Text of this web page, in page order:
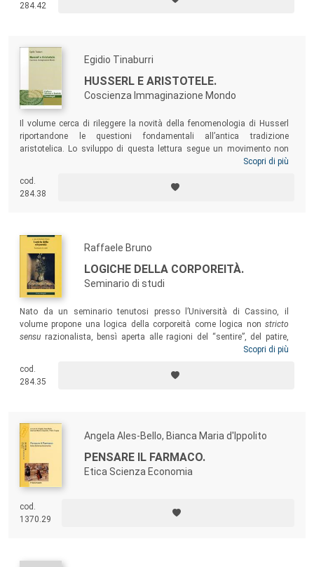
284.42
Egidio Tinaburri
HUSSERL E ARISTOTELE.
Coscienza Immaginazione Mondo
Il volume cerca di rileggere la novità della fenomenologia di Husserl
riportandone le questioni fondamentali all’antica tradizione
aristotelica. Lo sviluppo di questa lettura segue un movimento non
lineare, che vede Husserl dialogare con Aristotele – attraverso e contro
corsi universitari che Brentano tenne a Vienna nel 1885-86, e che
persuasero il giovane “matematico” Husserl a dedicarsi alla filosofia
Scopri di più
cod.
284.38
Raffaele Bruno
LOGICHE DELLA CORPOREITÀ.
Seminario di studi
Nato da un seminario tenutosi presso l’Università di Cassino, il
volume propone una logica della corporeità come logica non stricto
sensu razionalista, bensì aperta alle ragioni del “sentire”, del patire,
dell’essere-vivente. Il corpo di cui si parla in questo libro è dunque il
altro dal corpo/cosa –
– oggetto di osservazione, analisi
scientifica, misurazione.
Scopri di più
cod.
284.35
Angela Ales-Bello, Bianca Maria d'Ippolito
PENSARE IL FARMACO.
Etica Scienza Economia
cod.
1370.29